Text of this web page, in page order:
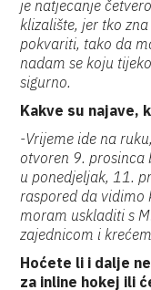
je natjecanje
klizalište, jer tko
pokvariti, tako da
nadam se koju
sigurno.
Kakve su najave,
-Vrijeme ide na
otvoren 9. prosinca
u ponedjeljak, 11.
raspored da vidimo
moram uskladiti s
zajednicom i
Hoćete li i dalje
za inline hokej ili